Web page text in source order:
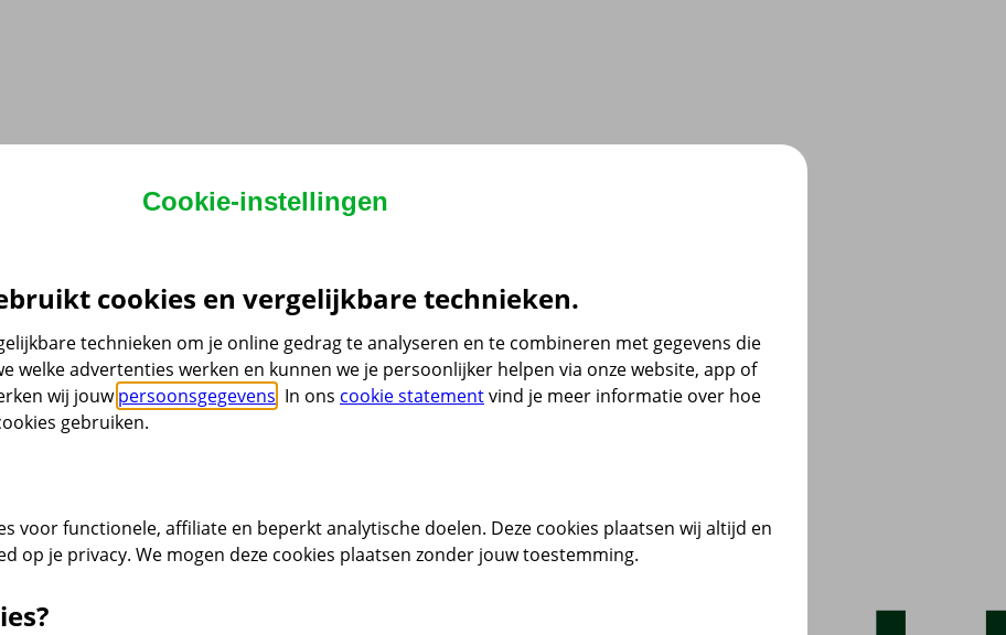
Cookie-instellingen
cookies en vergelijkbare technieken.
technieken om je online gedrag te analyseren en te combineren met gegevens die
welke advertenties werken en kunnen we je persoonlijker helpen via onze website, app of
wij jouwpersoonsgegevens . In ons cookie statementvind je meer informatie over hoe
gebruiken.
voor functionele, affiliate en beperkt analytische doelen. Deze cookies plaatsen wij altijd en
op je privacy. We mogen deze cookies plaatsen zonder jouw toestemming.